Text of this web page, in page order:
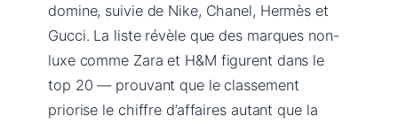
domine, suivie de Nike, Chanel, Hermès et
Gucci. La liste révèle que des marques non-
luxe comme Zara et H&M figurent dans le
top 20 — prouvant que le classement
priorise le chiffre d’affaires autant que la